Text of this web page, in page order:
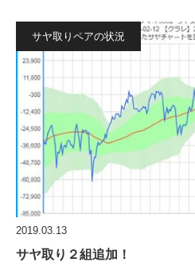
サヤ取りペアの状況
2019.03.13
サヤ取り２組追加！